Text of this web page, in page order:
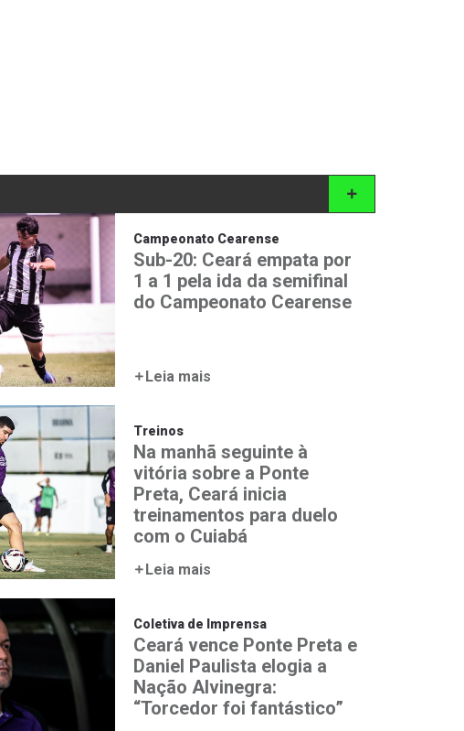
Campeonato Cearense
Sub-20: Ceará empata por
1 a 1 pela ida da semifinal
do Campeonato Cearense
Leia mais
Treinos
Na manhã seguinte à
vitória sobre a Ponte
Preta, Ceará inicia
treinamentos para duelo
com o Cuiabá
Leia mais
Coletiva de Imprensa
Ceará vence Ponte Preta e
Daniel Paulista elogia a
Nação Alvinegra:
“Torcedor foi fantástico”